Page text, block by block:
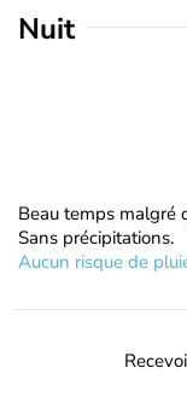
Nuit
Beau temps malgré
Sans précipitations.
Aucun risque de